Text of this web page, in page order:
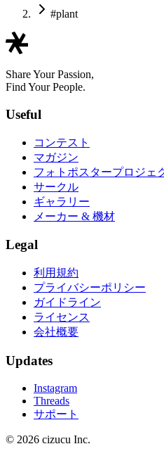
#plant
Share Your Passion,
Find Your People.
Useful
コンテスト
マガジン
フォトポスタープロジェ
サークル
ギャラリー
メーカー & 機材
Legal
利用規約
プライバシーポリシー
ガイドライン
ライセンス
会社概要
Updates
Instagram
Threads
サポート
© 2026 cizucu Inc.